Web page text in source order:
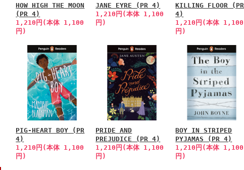
HOW HIGH THE MOON
(PR 4)
1,210円(本体 1,100
円)
JANE EYRE (PR 4)
1,210円(本体 1,100
円)
KILLING FLOOR (PR
4)
1,210円(本体 1,100
円)
PIG-HEART BOY (PR
4)
1,210円(本体 1,100
円)
PRIDE AND
PREJUDICE (PR 4)
1,210円(本体 1,100
円)
BOY IN STRIPED
PYJAMAS (PR 4)
1,210円(本体 1,100
円)